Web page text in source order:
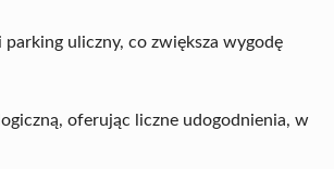
uliczny, co zwiększa wygodę
oferując liczne udogodnienia, w